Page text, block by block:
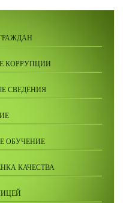
КОРРУПЦИИ
СВЕДЕНИЯ
ОБУЧЕНИЕ
КАЧЕСТВА